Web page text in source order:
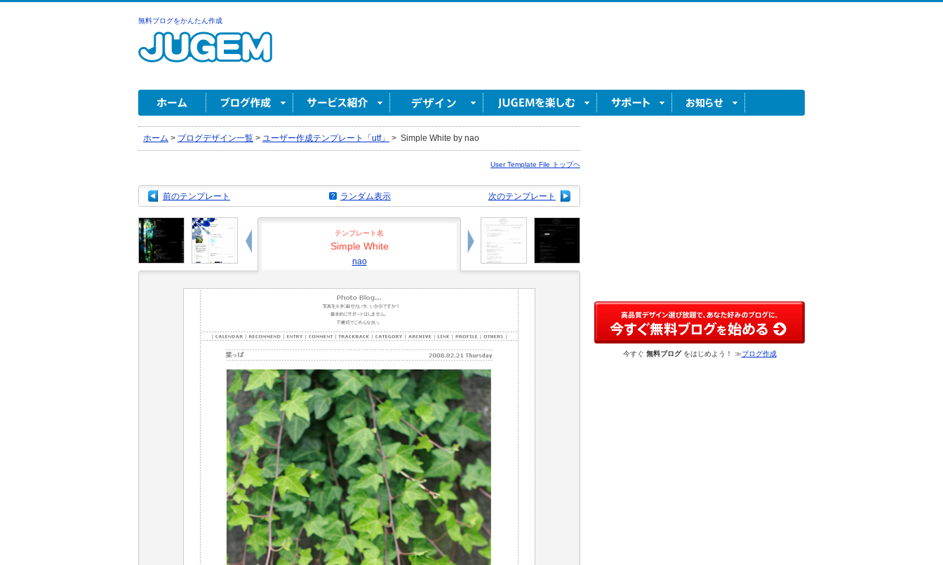
無料ブログをかんたん作成
ホーム > ブログデザイン一覧 > ユーザー作成テンプレート「utf」 > Simple White by nao
User Template File トップヘ
前のテンプレート 次のテンプレート
ランダム表示
テンプレート名
Simple White
nao
今すぐ 無料ブログをはじめよう！ ≫ブログ作成